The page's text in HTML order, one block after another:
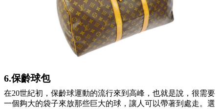
6.保齡球包
在20世紀初，保齡球運動的流行來到高峰，也就是說，很需要
一個夠大的袋子來放那些巨大的球，讓人可以帶著到處走。選